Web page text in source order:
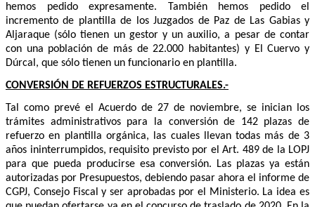
hemos pedido expresamente. También hemos pedido el
incremento de plantilla de los Juzgados de Paz de Las Gabias y
Aljaraque (sólo tienen un gestor y un auxilio, a pesar de contar
con una población de más de 22.000 habitantes) y El Cuervo y
Dúrcal, que sólo tienen un funcionario en plantilla.
CONVERSIÓN DE REFUERZOS ESTRUCTURALES.-
Tal como prevé el Acuerdo de 27 de noviembre, se inician los
trámites administrativos para la conversión de 142 plazas de
refuerzo en plantilla orgánica, las cuales llevan todas más de 3
años ininterrumpidos, requisito previsto por el Art. 489 de la LOPJ
para que pueda producirse esa conversión. Las plazas ya están
autorizadas por Presupuestos, debiendo pasar ahora el informe de
CGPJ, Consejo Fiscal y ser aprobadas por el Ministerio. La idea es